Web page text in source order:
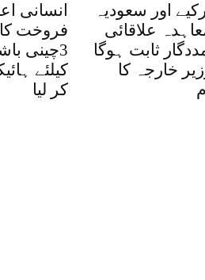
انسانی
فروخت کا
3چینی
کیلئے
کر لیا
اور سعودیہ
علاقائی
ثابت ہوگا
خارجہ کا